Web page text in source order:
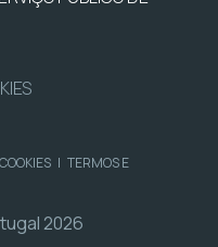
| TERMOS E
2026